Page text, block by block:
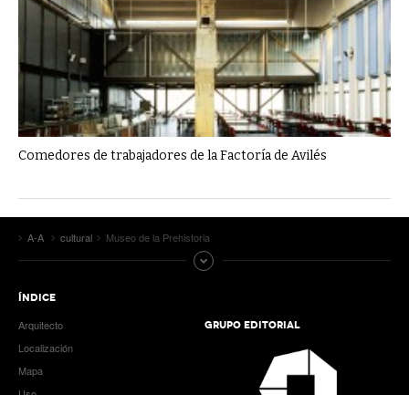
Comedores de trabajadores de la Factoría de Avilés
A-A cultural Museo de la Prehistoria
ÍNDICE
Arquitecto
Localización
Mapa
GRUPO EDITORIAL